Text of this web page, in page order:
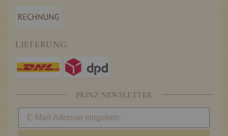
LIEFERUNG
PRINZ NEWSLETTER